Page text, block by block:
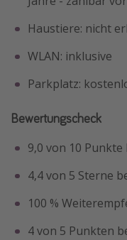
Haustiere: nicht
WLAN: inklusive
Parkplatz:
Bewertungscheck
9,0 von 10
4,4 von 5 Sterne
100 %
4 von 5 Punkten